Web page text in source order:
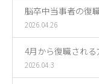
脳卒中当事者の復
2026.04.26
4月から復職され
2026.04.3